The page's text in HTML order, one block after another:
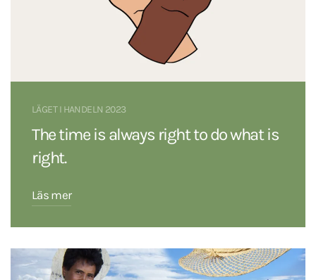
LÄGET I HANDELN 2023
The time is always right to do what is
right.
Läs mer